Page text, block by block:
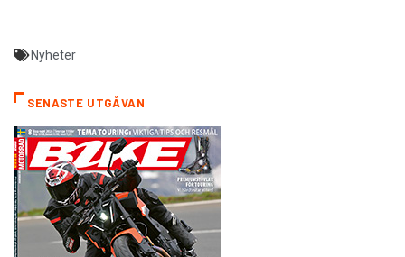
Nyheter
SENASTE UTGÅVAN